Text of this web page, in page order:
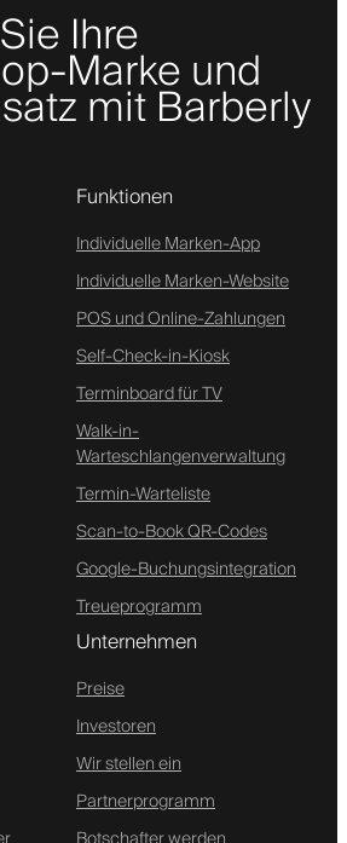
Ihre
Marke und
mit Barberly
Funktionen
Individuelle Marken-App
Individuelle Marken-Website
POS und Online-Zahlungen
Self-Check-in-Kiosk
Terminboard für TV
Walk-in-
Warteschlangenverwaltung
Termin-Warteliste
Scan-to-Book QR-Codes
Google-Buchungsintegration
Treueprogramm
Unternehmen
Preise
Investoren
Wir stellen ein
Partnerprogramm